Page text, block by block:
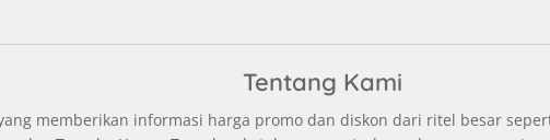
Tentang Kami
memberikan informasi harga promo dan diskon dari ritel besar